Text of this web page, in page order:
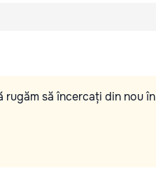
să încercați din nou în